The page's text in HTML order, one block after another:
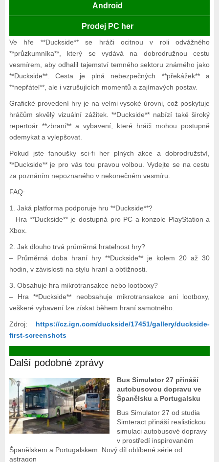
Android
Prodej PC her
Ve hře **Duckside** se hráči ocitnou v roli odvážného
**průzkumníka**, který se vydává na dobrodružnou cestu
vesmírem, aby odhalil tajemství temného sektoru známého jako
**Duckside**. Cesta je plná nebezpečných **překážek** a
**nepřátel**, ale i vzrušujících momentů a zajímavých postav.
Grafické provedení hry je na velmi vysoké úrovni, což poskytuje
hráčům skvělý vizuální zážitek. **Duckside** nabízí také široký
repertoár **zbraní** a vybavení, které hráči mohou postupně
odemykat a vylepšovat.
Pokud jste fanoušky sci-fi her plných akce a dobrodružství,
**Duckside** je pro vás tou pravou volbou. Vydejte se na cestu
za poznáním nepoznaného v nekonečném vesmíru.
FAQ:
1. Jaká platforma podporuje hru **Duckside**?
– Hra **Duckside** je dostupná pro PC a konzole PlayStation a
Xbox.
2. Jak dlouho trvá průměrná hratelnost hry?
– Průměrná doba hraní hry **Duckside** je kolem 20 až 30
hodin, v závislosti na stylu hraní a obtížnosti.
3. Obsahuje hra mikrotransakce nebo lootboxy?
– Hra **Duckside** neobsahuje mikrotransakce ani lootboxy,
veškeré vybavení lze získat během hraní samotného.
Zdroj: https://cz.ign.com/duckside/17451/gallery/duckside-
first-screenshots
Další podobné zprávy
Bus Simulator 27 přináší
autobusovou dopravu ve
Španělsku a Portugalsku
Bus Simulator 27 od studia
Simteract přináší realistickou
simulaci autobusové dopravy
v prostředí inspirovaném
Španělskem a Portugalskem. Nový díl oblíbené série od
astragon